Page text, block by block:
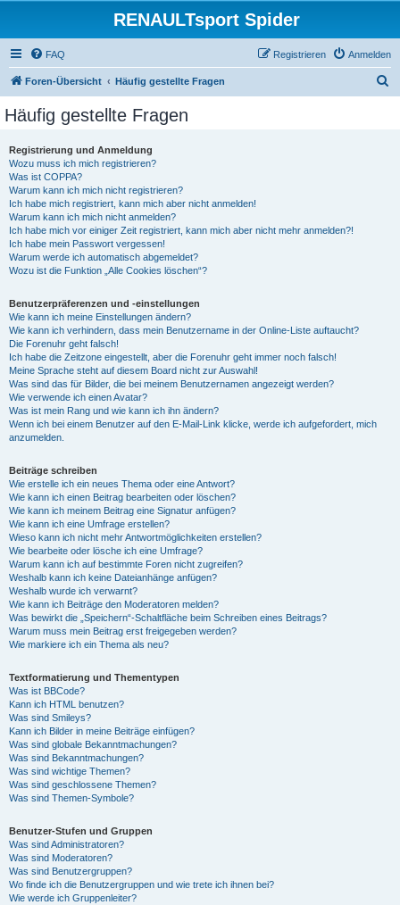
RENAULTsport Spider
FAQ Anmelden
Registrieren
Foren-Übersicht Häufig gestellte Fragen
Häufig gestellte Fragen
Registrierung und Anmeldung
Wozu muss ich mich registrieren?
Was ist COPPA?
Warum kann ich mich nicht registrieren?
Ich habe mich registriert, kann mich aber nicht anmelden!
Warum kann ich mich nicht anmelden?
Ich habe mich vor einiger Zeit registriert, kann mich aber nicht mehr anmelden?!
Ich habe mein Passwort vergessen!
Warum werde ich automatisch abgemeldet?
Wozu ist die Funktion „Alle Cookies löschen“?
Benutzerpräferenzen und -einstellungen
Wie kann ich meine Einstellungen ändern?
Wie kann ich verhindern, dass mein Benutzername in der Online-Liste auftaucht?
Die Forenuhr geht falsch!
Ich habe die Zeitzone eingestellt, aber die Forenuhr geht immer noch falsch!
Meine Sprache steht auf diesem Board nicht zur Auswahl!
Was sind das für Bilder, die bei meinem Benutzernamen angezeigt werden?
Wie verwende ich einen Avatar?
Was ist mein Rang und wie kann ich ihn ändern?
Wenn ich bei einem Benutzer auf den E-Mail-Link klicke, werde ich aufgefordert, mich
anzumelden.
Beiträge schreiben
Wie erstelle ich ein neues Thema oder eine Antwort?
Wie kann ich einen Beitrag bearbeiten oder löschen?
Wie kann ich meinem Beitrag eine Signatur anfügen?
Wie kann ich eine Umfrage erstellen?
Wieso kann ich nicht mehr Antwortmöglichkeiten erstellen?
Wie bearbeite oder lösche ich eine Umfrage?
Warum kann ich auf bestimmte Foren nicht zugreifen?
Weshalb kann ich keine Dateianhänge anfügen?
Weshalb wurde ich verwarnt?
Wie kann ich Beiträge den Moderatoren melden?
Was bewirkt die „Speichern“-Schaltfläche beim Schreiben eines Beitrags?
Warum muss mein Beitrag erst freigegeben werden?
Wie markiere ich ein Thema als neu?
Textformatierung und Thementypen
Was ist BBCode?
Kann ich HTML benutzen?
Was sind Smileys?
Kann ich Bilder in meine Beiträge einfügen?
Was sind globale Bekanntmachungen?
Was sind Bekanntmachungen?
Was sind wichtige Themen?
Was sind geschlossene Themen?
Was sind Themen-Symbole?
Benutzer-Stufen und Gruppen
Was sind Administratoren?
Was sind Moderatoren?
Was sind Benutzergruppen?
Wo finde ich die Benutzergruppen und wie trete ich ihnen bei?
Wie werde ich Gruppenleiter?